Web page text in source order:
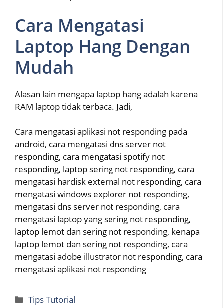
Cara Mengatasi
Laptop Hang Dengan
Mudah
Alasan lain mengapa laptop hang adalah karena
RAM laptop tidak terbaca. Jadi,
Cara mengatasi aplikasi not responding pada
android, cara mengatasi dns server not
responding, cara mengatasi spotify not
responding, laptop sering not responding, cara
mengatasi hardisk external not responding, cara
mengatasi windows explorer not responding,
mengatasi dns server not responding, cara
mengatasi laptop yang sering not responding,
laptop lemot dan sering not responding, kenapa
laptop lemot dan sering not responding, cara
mengatasi adobe illustrator not responding, cara
mengatasi aplikasi not responding
Categories
Tips Tutorial